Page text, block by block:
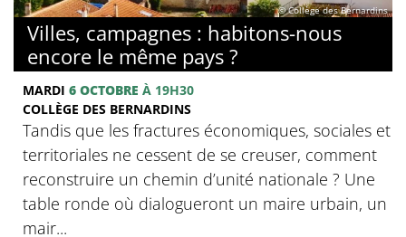
© Collège des Bernardins
Villes, campagnes : habitons-nous
encore le même pays ?
MARDI 6 OCTOBRE À 19H30
COLLÈGE DES BERNARDINS
Tandis que les fractures économiques, sociales et
territoriales ne cessent de se creuser, comment
reconstruire un chemin d’unité nationale ? Une
table ronde où dialogueront un maire urbain, un
mair...